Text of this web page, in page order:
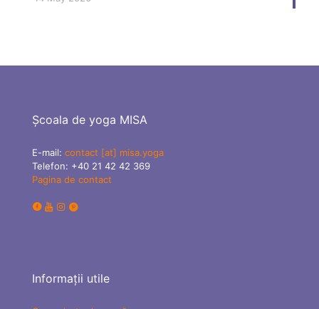
Școala de yoga MISA
E-mail: contact [at] misa.yoga
Telefon: +40 21 42 42 369
Pagina de contact
Informații utile